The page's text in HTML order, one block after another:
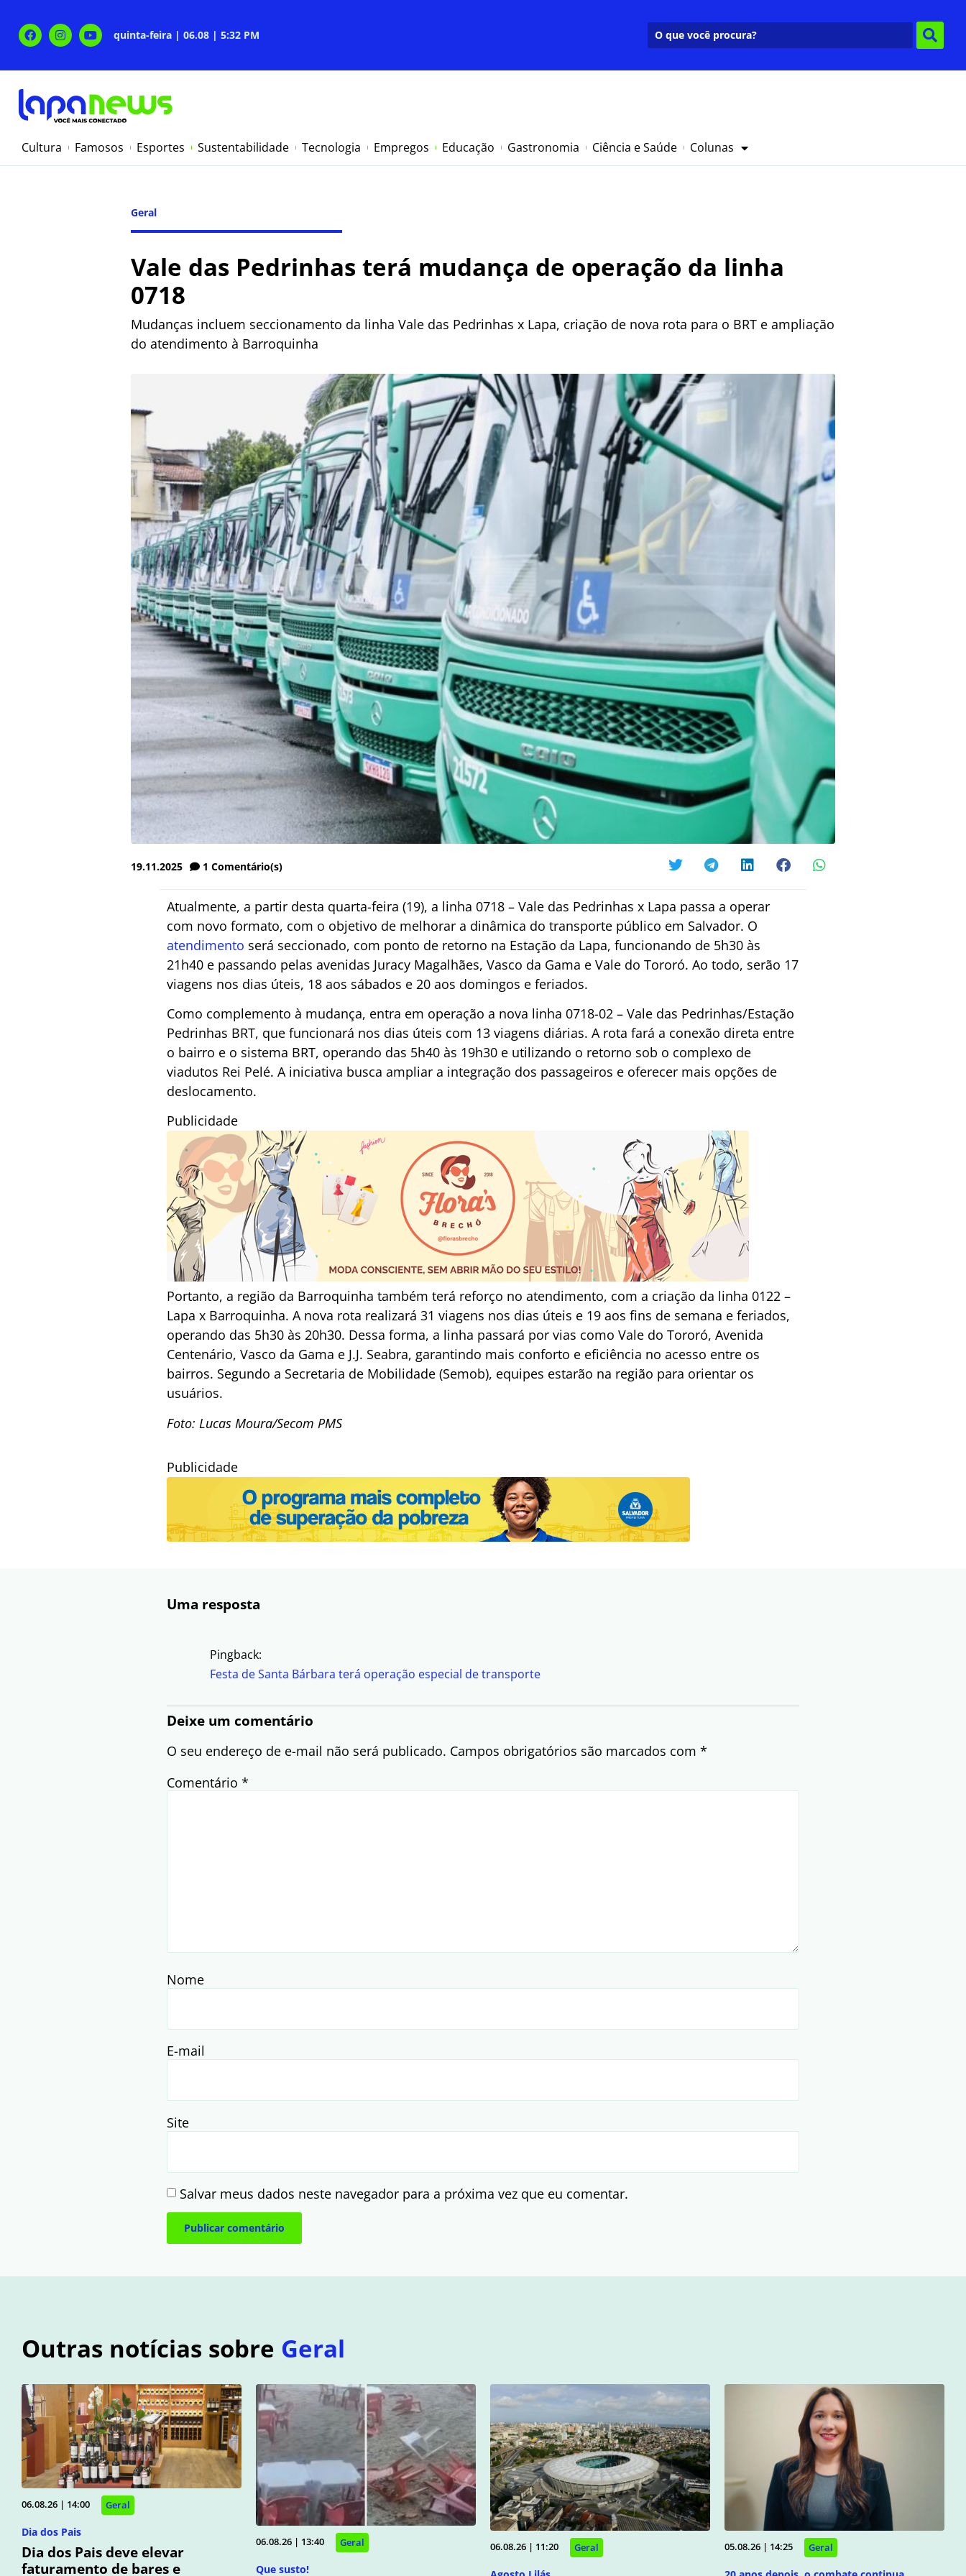
quinta-feira | 06.08 | 5:32 PM
Cultura Famosos Esportes Sustentabilidade Tecnologia Empregos Educação Gastronomia Ciência e Saúde Colunas
Geral
Vale das Pedrinhas terá mudança de operação da linha
0718
Mudanças incluem seccionamento da linha Vale das Pedrinhas x Lapa, criação de nova rota para o BRT e ampliação
do atendimento à Barroquinha
19.11.2025 1 Comentário(s)
Atualmente, a partir desta quarta-feira (19), a linha 0718 – Vale das Pedrinhas x Lapa passa a operar
com novo formato, com o objetivo de melhorar a dinâmica do transporte público em Salvador. O
atendimento será seccionado, com ponto de retorno na Estação da Lapa, funcionando de 5h30 às
21h40 e passando pelas avenidas Juracy Magalhães, Vasco da Gama e Vale do Tororó. Ao todo, serão 17
viagens nos dias úteis, 18 aos sábados e 20 aos domingos e feriados.
Como complemento à mudança, entra em operação a nova linha 0718-02 – Vale das Pedrinhas/Estação
Pedrinhas BRT, que funcionará nos dias úteis com 13 viagens diárias. A rota fará a conexão direta entre
o bairro e o sistema BRT, operando das 5h40 às 19h30 e utilizando o retorno sob o complexo de
viadutos Rei Pelé. A iniciativa busca ampliar a integração dos passageiros e oferecer mais opções de
deslocamento.
Publicidade
Portanto, a região da Barroquinha também terá reforço no atendimento, com a criação da linha 0122 –
Lapa x Barroquinha. A nova rota realizará 31 viagens nos dias úteis e 19 aos fins de semana e feriados,
operando das 5h30 às 20h30. Dessa forma, a linha passará por vias como Vale do Tororó, Avenida
Centenário, Vasco da Gama e J.J. Seabra, garantindo mais conforto e eficiência no acesso entre os
bairros. Segundo a Secretaria de Mobilidade (Semob), equipes estarão na região para orientar os
usuários.
Foto: Lucas Moura/Secom PMS
Publicidade
Uma resposta
Pingback:
Festa de Santa Bárbara terá operação especial de transporte
Deixe um comentário
O seu endereço de e-mail não será publicado. Campos obrigatórios são marcados com *
Comentário *
Nome
E-mail
Site
Salvar meus dados neste navegador para a próxima vez que eu comentar.
Outras notícias sobre Geral
06.08.26 | 14:00 Geral
Dia dos Pais
Dia dos Pais deve elevar
faturamento de bares e
06.08.26 | 13:40 Geral
Que susto!
06.08.26 | 11:20 Geral 05.08.26 | 14:25 Geral